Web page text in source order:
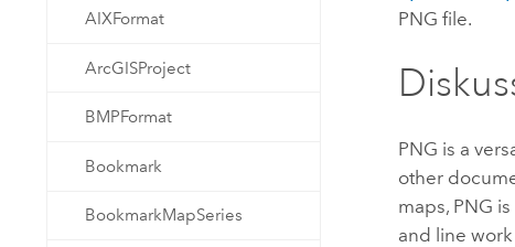
AIXFormat
ArcGISProject
BMPFormat
Bookmark
BookmarkMapSeries
PNG file.
PNG is a
other
maps, PNG
and line